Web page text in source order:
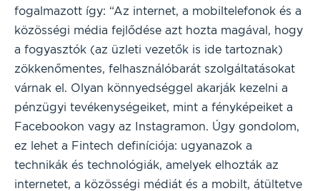
fogalmazott így: “Az internet, a mobiltelefonok és a
közösségi média fejlődése azt hozta magával, hogy
a fogyasztók (az üzleti vezetők is ide tartoznak)
zökkenőmentes, felhasználóbarát szolgáltatásokat
várnak el. Olyan könnyedséggel akarják kezelni a
pénzügyi tevékenységeiket, mint a fényképeiket a
Facebookon vagy az Instagramon. Úgy gondolom,
ez lehet a Fintech definíciója: ugyanazok a
technikák és technológiák, amelyek elhozták az
internetet, a közösségi médiát és a mobilt, átültetve